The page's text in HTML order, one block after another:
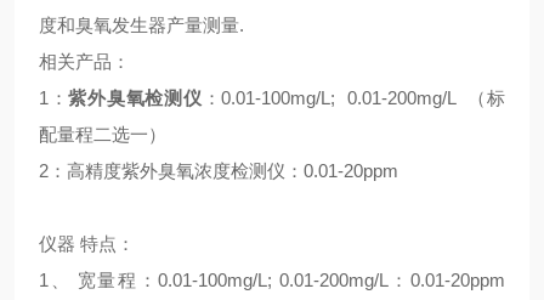
度和臭氧发生器产量测量.
相关产品：
1：紫外臭氧检测仪 ：0.01-100mg/L; 0.01-200mg/L
（标
配量程二选一）
2：高精度紫外臭氧浓度检测仪：0.01-20ppm
仪器 特点：
1、 宽量程：0.01-100mg/L; 0.01-200mg/L：0.01-20ppm